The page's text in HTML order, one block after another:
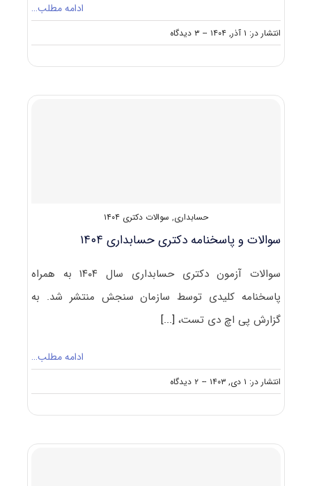
ادامه مطلب…
انتشار در: ۱ آذر, ۱۴۰۴ -- ۳ دیدگاه
on
سوالات
حسابداری
حسابداری, سوالات دکتری ۱۴۰۴
سوالات و پاسخنامه دکتری حسابداری ۱۴۰۴
سوالات آزمون دکتری حسابداری سال ۱۴۰۴ به همراه
پاسخنامه کلیدی توسط سازمان سنجش منتشر شد. به
گزارش پی اچ دی تست،[...]
ادامه مطلب…
انتشار در: ۱ دی, ۱۴۰۳ -- ۲ دیدگاه
on
سوالات
حسابداری